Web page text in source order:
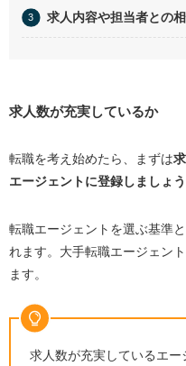
求人内容や担当者との
求人数が充実しているか
転職を考え始めたら、まずは
エージェントに登録しましょう
転職エージェントを選ぶ基準
れます。大手転職エージェン
ます。
求人数が充実しているエー